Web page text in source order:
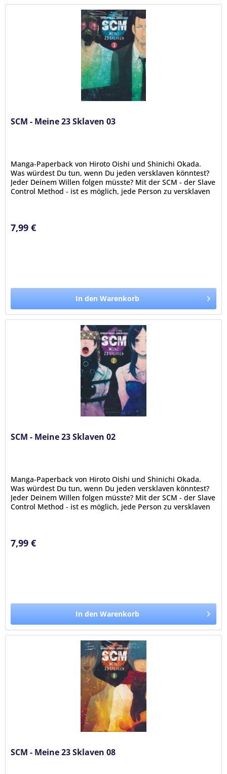
SCM - Meine 23 Sklaven 03
Manga-Paperback von Hiroto Oishi und Shinichi Okada.
Was würdest Du tun, wenn Du jeden versklaven könntest?
Jeder Deinem Willen folgen müsste? Mit der SCM - der Slave
Control Method - ist es möglich, jede Person zu versklaven
7,99 €
In den Warenkorb
SCM - Meine 23 Sklaven 02
Manga-Paperback von Hiroto Oishi und Shinichi Okada.
Was würdest Du tun, wenn Du jeden versklaven könntest?
Jeder Deinem Willen folgen müsste? Mit der SCM - der Slave
Control Method - ist es möglich, jede Person zu versklaven
7,99 €
In den Warenkorb
SCM - Meine 23 Sklaven 08